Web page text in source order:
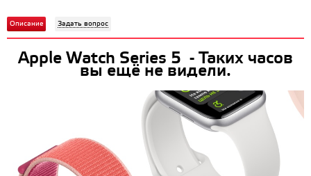
Описание Задать вопрос
Apple Watch Series 5 - Таких часов
вы ещё не видели.